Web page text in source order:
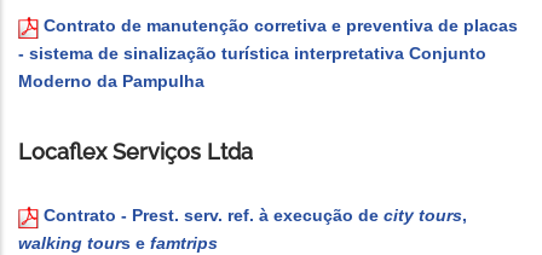
Contrato de manutenção corretiva e preventiva de placas
- sistema de sinalização turística interpretativa Conjunto
Moderno da Pampulha
Locaflex Serviços Ltda
Contrato - Prest. serv. ref. à execução de city tours,
walking tours e famtrips